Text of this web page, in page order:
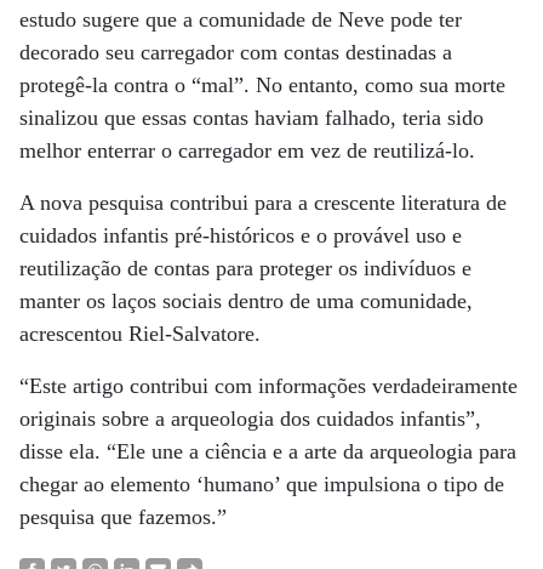
estudo sugere que a comunidade de Neve pode ter
decorado seu carregador com contas destinadas a
protegê-la contra o “mal”. No entanto, como sua morte
sinalizou que essas contas haviam falhado, teria sido
melhor enterrar o carregador em vez de reutilizá-lo.
A nova pesquisa contribui para a crescente literatura de
cuidados infantis pré-históricos e o provável uso e
reutilização de contas para proteger os indivíduos e
manter os laços sociais dentro de uma comunidade,
acrescentou Riel-Salvatore.
“Este artigo contribui com informações verdadeiramente
originais sobre a arqueologia dos cuidados infantis”,
disse ela. “Ele une a ciência e a arte da arqueologia para
chegar ao elemento ‘humano’ que impulsiona o tipo de
pesquisa que fazemos.”